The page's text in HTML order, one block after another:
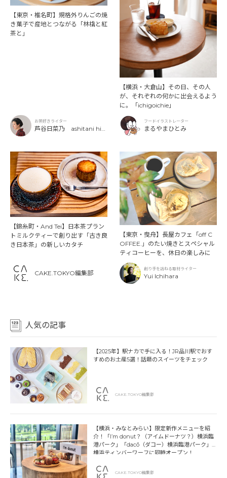
【東京・椎名町】規格外りんごの焼
き菓子で産地とつながる「林檎と紅
茶と」
お茶好きライター
芦谷日菜乃 ashitani hin
【横浜・大倉山】その日、その人
が、それぞれの何かに出会えるよう
に。「ichigoichie」
フードイラストレーター
まるやまひとみ
【錦糸町・And Tei】日本茶プラン
トミルクティーで創り出す「古き良
き日本茶」の新しいカタチ
CAKE.TOKYO編集部
【東京・曳舟】長屋カフェ「off C
OFFEE.」のたい焼きとスペシャル
ティコーヒーを、休日の楽しみに
創り手を訪ねる取材ライター
Yui Ichihara
人気の記事
【2025年】駅ナカで手に入る！JR品川駅でおす
すめのお土産5選！話題のスイーツをチェック
CAKE.TOKYO編集部
【横浜・みなとみらい】限定新作メニューを紹
介！「I’m donut？（アイムドーナツ？）横浜臨
港パーク」「dacō（ダコー）横浜臨港パーク」
横浜ティンバーワーフに同時オープン！
CAKE.TOKYO編集部